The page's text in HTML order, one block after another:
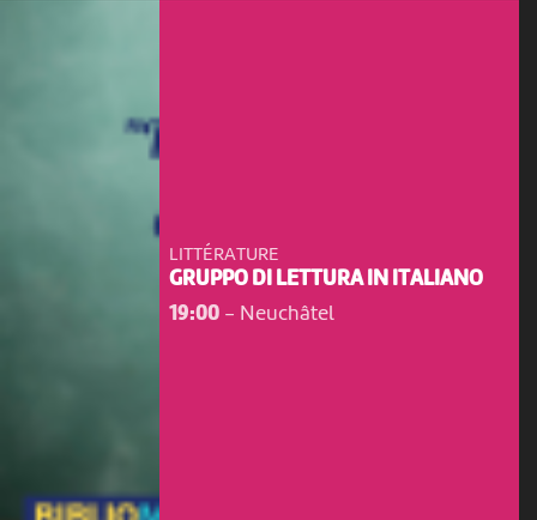
LITTÉRATURE
GRUPPO DI LETTURA IN ITALIANO
19:00- Neuchâtel